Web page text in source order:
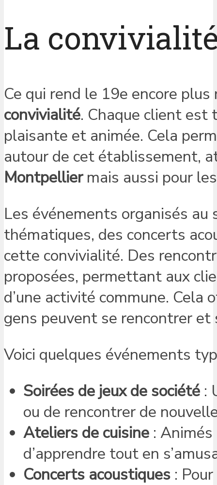
La
Ce qui rend le 19e encore
convivialité. Chaque client est
plaisante et animée. Cela
autour de cet établissement,
Montpelliermais aussi pour
Les événements organisés
thématiques, des concerts
cette convivialité. Des
proposées, permettant aux
d’une activité commune. Cela
gens peuvent se rencontrer et
Voici quelques événements
Soirées de jeux de société :
ou de rencontrer de
Ateliers de cuisine :
d’apprendre tout en
Concerts acoustiques :